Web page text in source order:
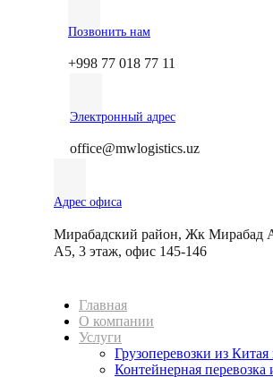
Позвонить нам
+998 77 018 77 11
Электронный адрес
office@mwlogistics.uz
Адрес офиса
Мирабадский район, Жк Мирабад
А5, 3 этаж, офис 145-146
Главная
О компании
Услуги
Грузоперевозки из Китая
Контейнерная перевозка